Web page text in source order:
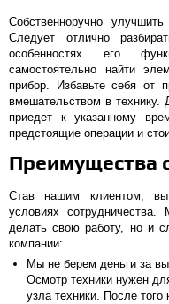
Собственноручно
Следует отлично
особенностях его
самостоятельно найти
прибор. Избавьте себя от
вмешательством в технику.
приедет к указанному
предстоящие операции и
Преимущества
Став нашим клиентом,
условиях
делать свою работу, но и
компании:
Мы не берем деньги за
Осмотр техники нужен
узла техники. После